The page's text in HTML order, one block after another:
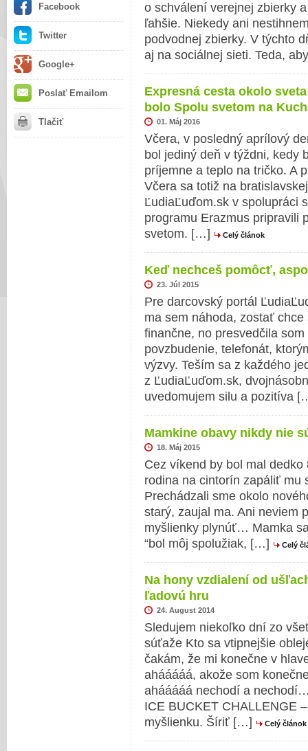
Facebook
Twitter
Google+
Poslať Emailom
Tlačiť
o schválení verejnej zbierky
ľahšie. Niekedy ani
podvodnej zbierky. V týchto
aj na sociálnej sieti. Teda,
Expresná cesta okolo
bolo Spolu svetom na
01. Máj 2016
Včera, v posledný aprílový
bol jediný deň v týždni, kedy
príjemne a teplo na tričko. A
Včera sa totiž na
ĽudiaĽuďom.sk v spolupráci
programu Erazmus pripravili
svetom. […]
Celý článok
Keď nechceš pomôcť,
23. Júl 2015
Pre darcovský portál
ma sem náhoda, zostať
finančne, no presvedčila
povzbudenie, telefonát,
výzvy. Teším sa z každého
z ĽudiaĽuďom.sk,
uvedomujem silu a pozitíva
Mamkine obavy nikdy nie
18. Máj 2015
Cez víkend by bol mal
rodina na cintorín zapáliť mu
Prechádzali sme okolo
starý, zaujal ma. Ani neviem
myšlienky plynúť… Mamka
“bol môj spolužiak, […]
Celý
Na hony vzdialení od
ľadovú hru
24. August 2014
Sledujem niekoľko dní zo
súťaže Kto sa vtipnejšie
čakám, že mi konečne v
ahááááá, akože som
ahááááá nechodí a
ICE BUCKET CHALLENGE
myšlienku. Šíriť […]
Celý článok